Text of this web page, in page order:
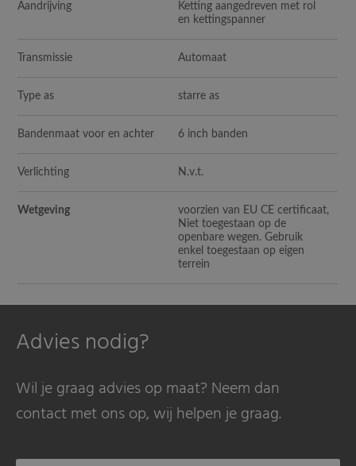
Aandrijving
Ketting aangedreven met rol
en kettingspanner
Transmissie Automaat
Type as starre as
Bandenmaat voor en achter 6 inch banden
Verlichting N.v.t.
Wetgeving
voorzien van EU CE certificaat,
Niet toegestaan op de
openbare wegen. Gebruik
enkel toegestaan op eigen
terrein
Advies nodig?
Wil je graag advies op maat? Neem dan
contact met ons op, wij helpen je graag.